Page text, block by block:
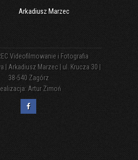
Arkadiusz Marzec
Videofilmowanie i Fotografia
| Arkadiusz Marzec | ul. Krucza 30 |
38-540 Zagórz
Artur Zimoń